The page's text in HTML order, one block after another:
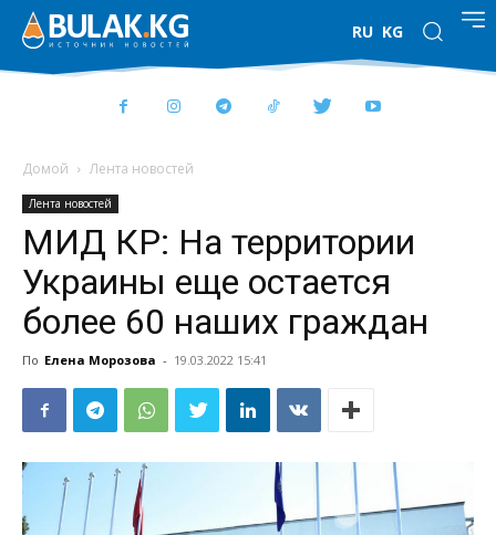
RU KG
Домой Лента новостей
Лента новостей
МИД КР: На территории
Украины еще остается
более 60 наших граждан
По Елена Морозова - 19.03.2022 15:41